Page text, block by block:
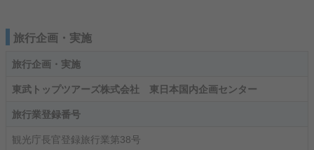
旅行企画・実施
旅行企画・実施
東武トップツアーズ株式会社 東日本国内企画センター
旅行業登録番号
観光庁長官登録旅行業第38号